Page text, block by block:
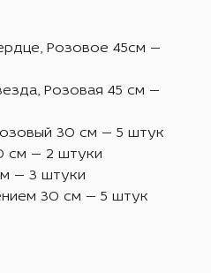
Розовое 45см —
Розовая 45 см —
30 см — 5 штук
см — 2 штуки
— 3 штуки
30 см — 5 штук